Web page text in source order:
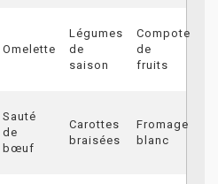
Omelette
Légumes
de
saison
Compote
de
fruits
Sauté
de
bœuf
Carottes
braisées
Fromage
blanc